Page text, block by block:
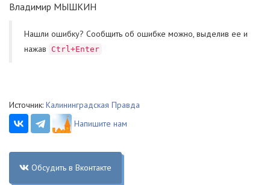
Владимир МЫШКИН
Нашли ошибку? Cообщить об ошибке можно, выделив ее и
нажав
Ctrl+Enter
Источник: Калининградская Правда
Напишите нам
Обсудить в Вконтакте